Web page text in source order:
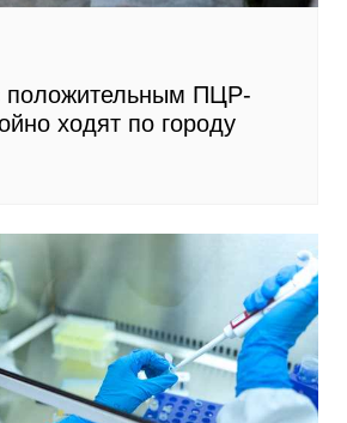
положительным ПЦР-
ходят по городу